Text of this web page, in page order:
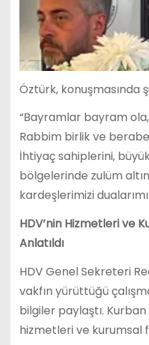
Öztürk, konuşmasında
“Bayramlar bayram
Rabbim birlik ve
İhtiyaç sahiplerini,
bölgelerinde zulüm
kardeşlerimizi
HDV’nin Hizmetleri ve
Anlatıldı
HDV Genel Sekreteri
vakfın yürüttüğü
bilgiler paylaştı.
hizmetleri ve kurumsal